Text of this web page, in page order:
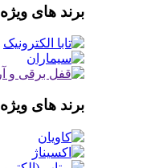
برند های ویژه
برند های ویژه